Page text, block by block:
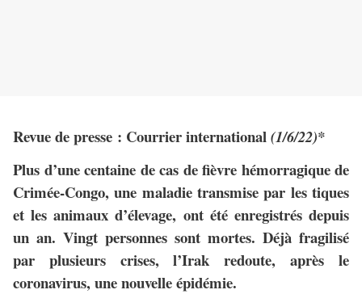
Revue de presse : Courrier international(1/6/22)*
Plus d’une centaine de cas de fièvre hémorragique de
Crimée-Congo, une maladie transmise par les tiques
et les animaux d’élevage, ont été enregistrés depuis
un an. Vingt personnes sont mortes. Déjà fragilisé
par plusieurs crises, l’Irak redoute, après le
coronavirus, une nouvelle épidémie.